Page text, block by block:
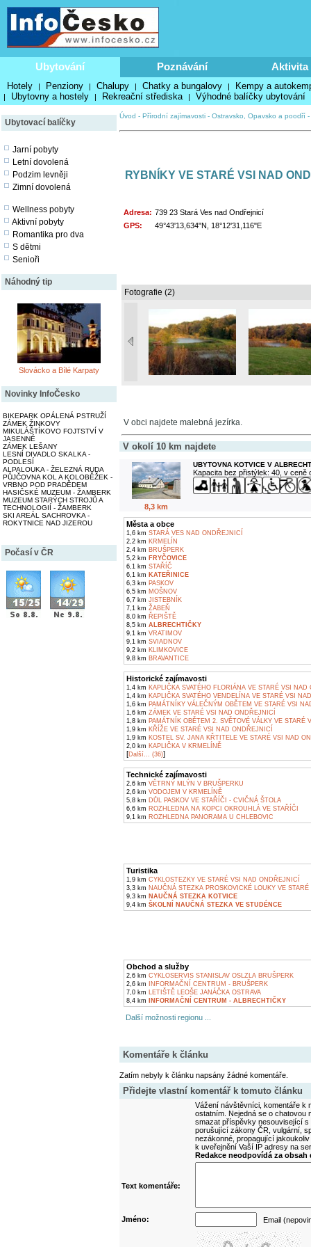
Ubytování Poznávání Aktivita
Hotely | Penziony | Chalupy | Chatky a bungalovy | Kempy a
| Ubytovny a hostely | Rekreační střediska | Výhodné balíčky ubytování
Ubytovací balíčky
Jarní pobyty
Letní dovolená
Podzim levněji
Zimní dovolená
Wellness pobyty
Aktivní pobyty
Romantika pro dva
S dětmi
Senioři
Náhodný tip
Slovácko a Bílé Karpaty
Novinky InfoČesko
BIKEPARK OPÁLENÁ PSTRUŽÍ
ZÁMEK ŽINKOVY
MIKULÁŠTÍKOVO FOJTSTVÍ V
JASENNÉ
ZÁMEK LEŠANY
LESNÍ DIVADLO SKALKA -
PODLESÍ
ALPALOUKA - ŽELEZNÁ RUDA
PŮJČOVNA KOL A KOLOBĚŽEK -
VRBNO POD PRADĚDEM
HASIČSKÉ MUZEUM - ŽAMBERK
MUZEUM STARÝCH STROJŮ A
TECHNOLOGIÍ - ŽAMBERK
SKI AREÁL SACHROVKA -
ROKYTNICE NAD JIZEROU
Počasí v ČR
Úvod - Přírodní zajímavosti - Ostravsko, Opavsko a poodří -
RYBNÍKY VE STARÉ VSI NAD
Adresa: 739 23 Stará Ves nad Ondřejnicí
GPS:
49°43'13,634"N, 18°12'31,116"E
Fotografie (2)
V obci najdete malebná jezírka.
V okolí 10 km najdete
8,3 km
UBYTOVNA KOTVICE V
Kapacita bez přistýlek: 40, v ceně
Města a obce
1,6 km STARÁ VES NAD ONDŘEJNICÍ
2,2 km KRMELÍN
2,4 km BRUŠPERK
5,2 km FRYČOVICE
6,1 km STAŘÍČ
6,1 km KATEŘINICE
6,3 km PASKOV
6,5 km MOŠNOV
6,7 km JISTEBNÍK
7,1 km ŽABEŇ
8,0 km ŘEPIŠTĚ
8,5 km ALBRECHTIČKY
9,1 km VRATIMOV
9,1 km SVIADNOV
9,2 km KLIMKOVICE
9,8 km BRAVANTICE
Historické zajímavosti
1,4 km KAPLIČKA SVATÉHO FLORIÁNA VE STARÉ VSI NAD
1,4 km KAPLIČKA SVATÉHO VENDELÍNA VE STARÉ VSI
1,6 km PAMÁTNÍKY VÁLEČNÝM OBĚTEM VE STARÉ VSI
1,6 km ZÁMEK VE STARÉ VSI NAD ONDŘEJNICÍ
1,8 km PAMÁTNÍK OBĚTEM 2. SVĚTOVÉ VÁLKY VE STARÉ
1,9 km KŘÍŽE VE STARÉ VSI NAD ONDŘEJNICÍ
1,9 km KOSTEL SV. JANA KŘTITELE VE STARÉ VSI NAD
2,0 km KAPLIČKA V KRMELÍNĚ
[Další... (36)]
Technické zajímavosti
2,6 km VĚTRNÝ MLÝN V BRUŠPERKU
2,6 km VODOJEM V KRMELÍNĚ
5,8 km DŮL PASKOV VE STAŘÍČI - CVIČNÁ ŠTOLA
6,6 km ROZHLEDNA NA KOPCI OKROUHLÁ VE STAŘÍČI
9,1 km ROZHLEDNA PANORAMA U CHLEBOVIC
Turistika
1,9 km CYKLOSTEZKY VE STARÉ VSI NAD ONDŘEJNICÍ
3,3 km NAUČNÁ STEZKA PROSKOVICKÉ LOUKY VE
9,3 km NAUČNÁ STEZKA KOTVICE
9,4 km ŠKOLNÍ NAUČNÁ STEZKA VE STUDÉNCE
Obchod a služby
2,6 km CYKLOSERVIS STANISLAV OSLZLA BRUŠPERK
2,6 km INFORMAČNÍ CENTRUM - BRUŠPERK
7,0 km LETIŠTĚ LEOŠE JANÁČKA OSTRAVA
8,4 km
INFORMAČNÍ CENTRUM - ALBRECHTIČKY
Další možnosti regionu ...
Komentáře k článku
Zatím nebyly k článku napsány žádné komentáře.
Přidejte vlastní komentář k tomuto článku
Vážení návštěvníci, komentáře k
ostatním. Nejedná se o
smazat příspěvky nesouvisející
porušující zákony ČR, vulgární,
nezákonné, propagující
k uveřejnění Vaší IP adresy na
Redakce neodpovídá za
Text komentáře:
Jméno: Email